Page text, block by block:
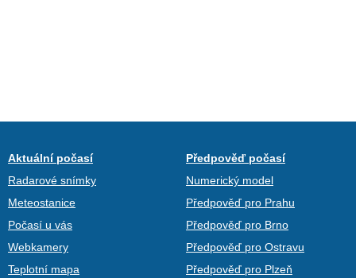
Aktuální počasí
Radarové snímky
Meteostanice
Počasí u vás
Webkamery
Teplotní mapa
Předpověď počasí
Numerický model
Předpověď pro Prahu
Předpověď pro Brno
Předpověď pro Ostravu
Předpověď pro Plzeň